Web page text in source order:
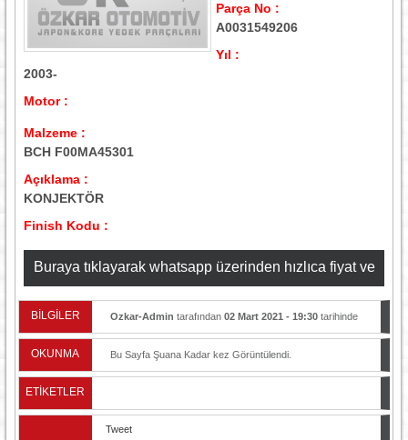
Parça No :
A0031549206
Yıl :
2003-
Motor :
Malzeme :
BCH F00MA45301
Açıklama :
KONJEKTÖR
Finish Kodu :
Buraya tıklayarak whatsapp üzerinden hızlıca fiyat ve
stok bilgisi alabilirsiniz
BİLGİLER Ozkar-Admin tarafından 02 Mart 2021 - 19:30tarihinde
OKUNMA Bu Sayfa Şuana Kadar kez Görüntülendi.
ETİKETLER
Tweet